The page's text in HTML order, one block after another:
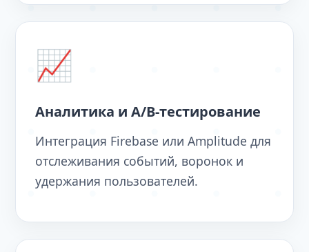
📈
Аналитика и A/B-тестирование
Интеграция Firebase или Amplitude для
отслеживания событий, воронок и
удержания пользователей.